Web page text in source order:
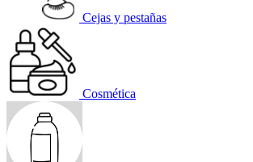
Cejas y pestañas
Cosmética